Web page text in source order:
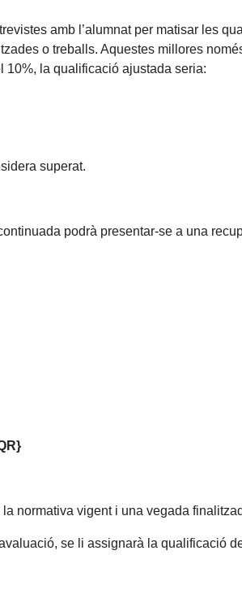
amb l’alumnat per matisar les
o treballs. Aquestes millores
10%, la qualificació ajustada seria:
superat.
podrà presentar-se a una
normativa vigent i una vegada
se li assignarà la qualificació